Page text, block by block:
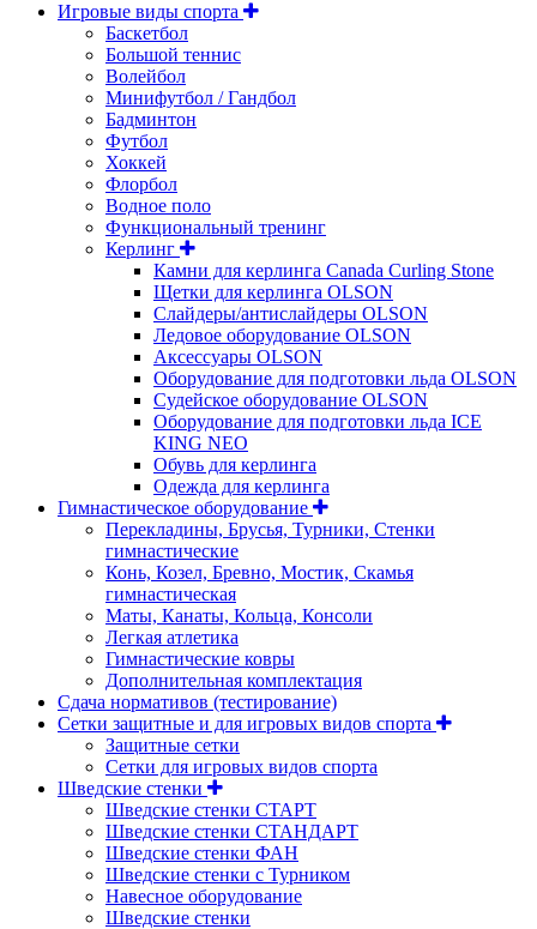
Игровые виды спорта
Баскетбол
Большой теннис
Волейбол
Минифутбол / Гандбол
Бадминтон
Футбол
Хоккей
Флорбол
Водное поло
Функциональный тренинг
Керлинг
Камни для керлинга Canada Curling Stone
Щетки для керлинга OLSON
Слайдеры/антислайдеры OLSON
Ледовое оборудование OLSON
Аксессуары OLSON
Оборудование для подготовки льда OLSON
Судейское оборудование OLSON
Оборудование для подготовки льда ICE
KING NEO
Обувь для керлинга
Одежда для керлинга
Гимнастическое оборудование
Перекладины, Брусья, Турники, Стенки
гимнастические
Конь, Козел, Бревно, Мостик, Скамья
гимнастическая
Маты, Канаты, Кольца, Консоли
Легкая атлетика
Гимнастические ковры
Дополнительная комплектация
Сдача нормативов (тестирование)
Сетки защитные и для игровых видов спорта
Защитные сетки
Сетки для игровых видов спорта
Шведские стенки
Шведские стенки СТАРТ
Шведские стенки СТАНДАРТ
Шведские стенки ФАН
Шведские стенки с Турником
Навесное оборудование
Шведские стенки